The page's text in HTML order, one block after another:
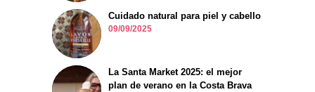
Cuidado natural para piel y cabello
09/09/2025
La Santa Market 2025: el mejor
plan de verano en la Costa Brava